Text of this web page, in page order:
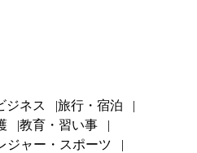
ジネス
旅行・宿泊
教育・習い事
ジャー・スポーツ